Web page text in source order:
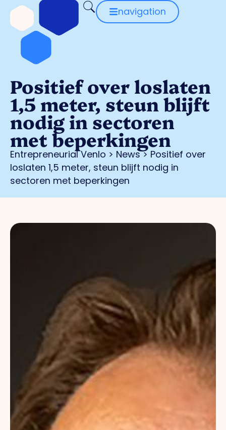
navigation
Positief over loslaten
1,5 meter, steun blijft
nodig in sectoren
met beperkingen
Entrepreneurial Venlo > News> Positief over
loslaten 1,5 meter, steun blijft nodig in
sectoren met beperkingen